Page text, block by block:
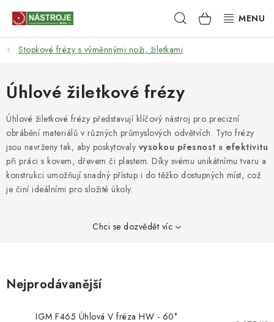
Hledat NÁKUPNÍ
KOŠÍK
NÁSTROJE
AKCE
BRUSIVO
ELEKTRONÁŘADÍ
LEPENÍ A SPOJOVÁNÍ
KONTAKTY
Stopkové frézy s výměnnými noži, žiletkami
Úhlové žiletkové frézy
Úhlové žiletkové frézy představují klíčový nástroj pro precizní
obrábění materiálů v různých průmyslových odvětvích. Tyto frézy
jsou navrženy tak, aby poskytovaly vysokou přesnost a efektivitu
při práci s kovem, dřevem či plastem. Díky svému unikátnímu tvaru a
konstrukci umožňují snadný přístup i do těžko dostupných míst, což
je činí ideálními pro složité úkoly.
Chci se dozvědět víc
Nejprodávanější
IGM F465 Úhlová V fréza HW - 60°